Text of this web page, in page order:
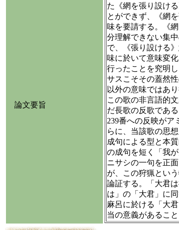
論文要旨
た《網を張り設け
とができず、《網
味を要請する。《
分理解できない集
で、《張り設ける
味に於いて意味変
行ったことを究明
サスこそその蓋然
以外の意味ではあ
この歌の非言語的
だ長歌の反歌であ
239番への反映がア
らに、当該歌の思
成句による型と本
の成句を短く「我
ニサシの一句を正
が、この狩猟とい
論証する。「大君
は」の「大君」に
麻呂に於ける「大
当の意義があるこ